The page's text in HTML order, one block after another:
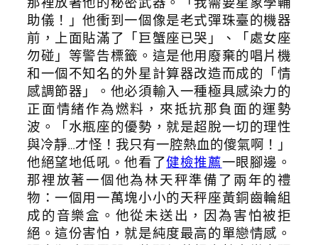
助儀！」他衝到一個像是老式彈珠臺的機器
前，上面貼滿了「巨蟹座已哭」、「處女座
勿碰」等警告標籤。這是他用廢棄的唱片機
和一個不知名的外星計算器改造而成的「情
感調節器」。他必須輸入一種極具感染力的
正面情緒作為燃料，來抵抗那負面的運勢
波。「水瓶座的優勢，就是超脫一切的理性
與冷靜…才怪！我只有一腔熱血的傻氣啊！」
他絕望地低吼。他看了健檢推薦一眼腳邊。
那裡放著一個他為林天秤準備了兩年的禮
物：一個用一萬塊小小的天秤座黃銅齒輪組
成的音樂盒。他從未送出，因為害怕被拒
絕。這份害怕，就是純度最高的單戀情感。